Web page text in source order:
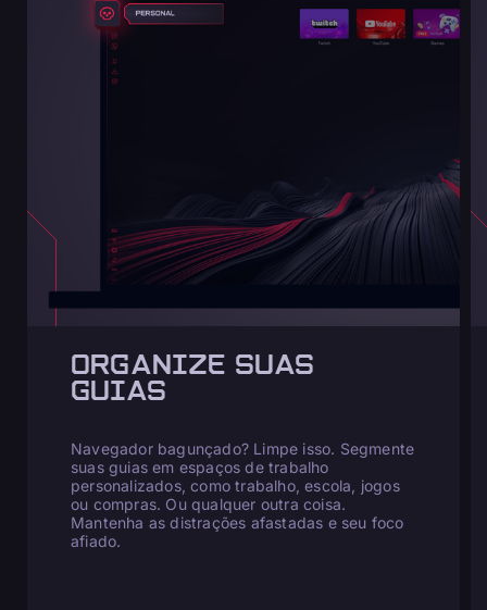
ORGANIZE SUAS
GUIAS
Navegador bagunçado? Limpe isso. Segmente
suas guias em espaços de trabalho
personalizados, como trabalho, escola, jogos
ou compras. Ou qualquer outra coisa.
Mantenha as distrações afastadas e seu foco
afiado.